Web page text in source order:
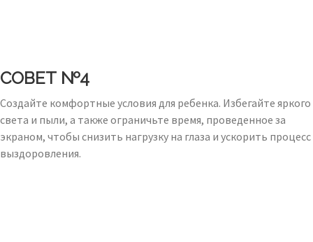
СОВЕТ №4
Создайте комфортные условия для ребенка. Избегайте яркого
света и пыли, а также ограничьте время, проведенное за
экраном, чтобы снизить нагрузку на глаза и ускорить процесс
выздоровления.